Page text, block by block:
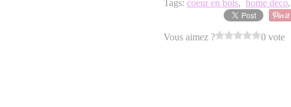
Tags: coeur en bois, home déco,
Vous aimez ? 0 vote